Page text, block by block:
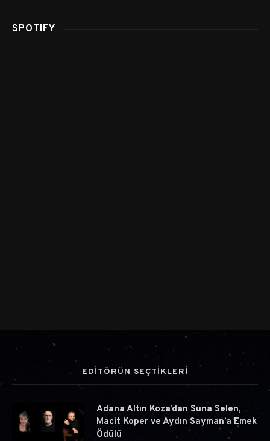
SPOTIFY
EDİTÖRÜN SEÇTİKLERİ
Adana Altın Koza’dan Suna Selen,
Macit Koper ve Aydın Sayman’a Emek
Ödülü